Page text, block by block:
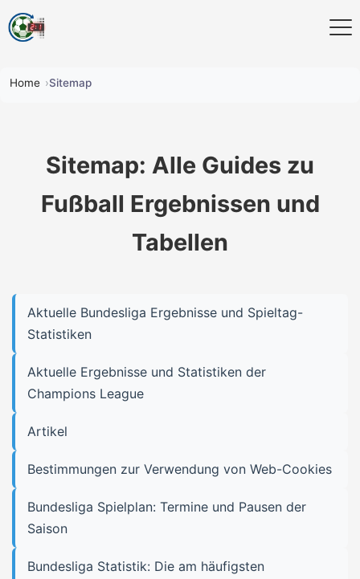
Home Sitemap
Sitemap: Alle Guides zu
Fußball Ergebnissen und
Tabellen
Aktuelle Bundesliga Ergebnisse und Spieltag-
Statistiken
Aktuelle Ergebnisse und Statistiken der
Champions League
Artikel
Bestimmungen zur Verwendung von Web-Cookies
Bundesliga Spielplan: Termine und Pausen der
Saison
Bundesliga Statistik: Die am häufigsten